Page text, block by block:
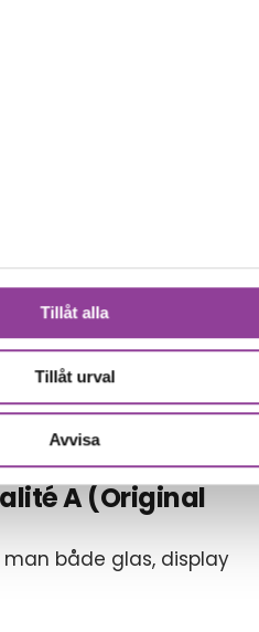
Tillåt alla
Tillåt urval
Avvisa
10 V
A (Original
både glas, display